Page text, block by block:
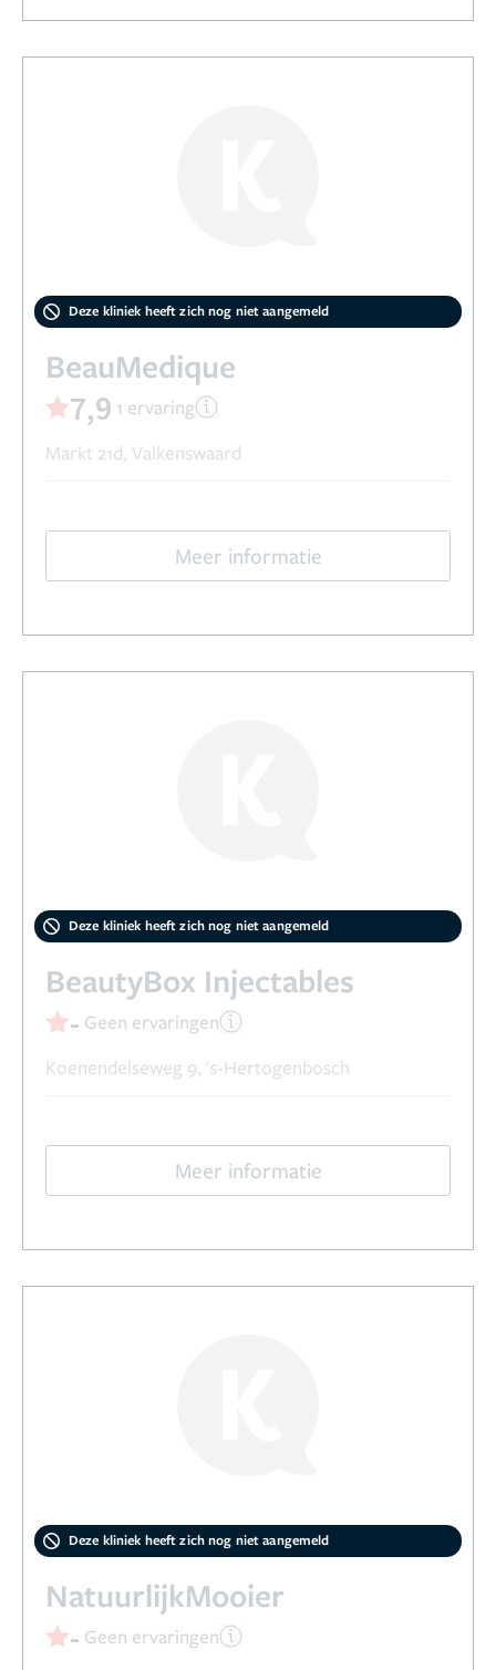
Deze kliniek heeft zich nog niet aangemeld
BeauMedique
7,9 1 ervaring
Markt 21d, Valkenswaard
Meer informatie
Deze kliniek heeft zich nog niet aangemeld
BeautyBox Injectables
- Geen ervaringen
Koenendelseweg 9, 's-Hertogenbosch
Meer informatie
Deze kliniek heeft zich nog niet aangemeld
NatuurlijkMooier
- Geen ervaringen